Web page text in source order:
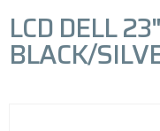
LCD DELL
BLACK/